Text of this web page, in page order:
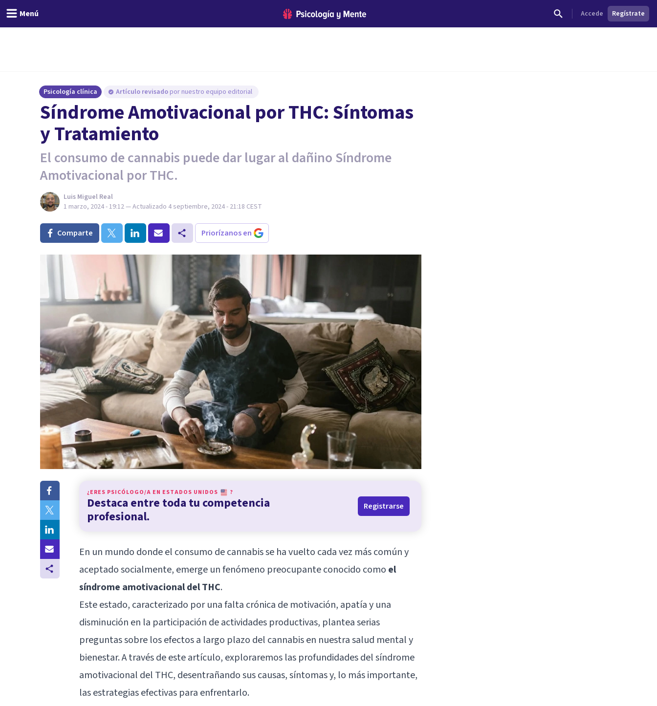
Menú Accede Regístrate
Psicología clínica Artículo revisado por nuestro equipo editorial
Síndrome Amotivacional por THC: Síntomas
y Tratamiento
El consumo de cannabis puede dar lugar al dañino Síndrome
Amotivacional por THC.
Luis Miguel Real
1 marzo, 2024 - 19:12— Actualizado 4 septiembre, 2024 - 21:18 CEST
Comparte Priorízanos en
¿ERES PSICÓLOGO/A EN ESTADOS UNIDOS ?
Destaca entre toda tu competencia
profesional.
Registrarse
En un mundo donde el consumo decannabisse ha vuelto cada vez más común y
aceptado socialmente, emerge un fenómeno preocupante conocido como el
síndrome amotivacional del THC.
Este estado, caracterizado por una falta crónica de motivación, apatía y una
disminución en la participación de actividades productivas, plantea serias
preguntas sobre los efectos a largo plazo del cannabis en nuestra salud mental y
bienestar. A través de este artículo, exploraremos las profundidades del síndrome
amotivacional del THC, desentrañando sus causas, síntomas y, lo más importante,
las estrategias efectivas para enfrentarlo.